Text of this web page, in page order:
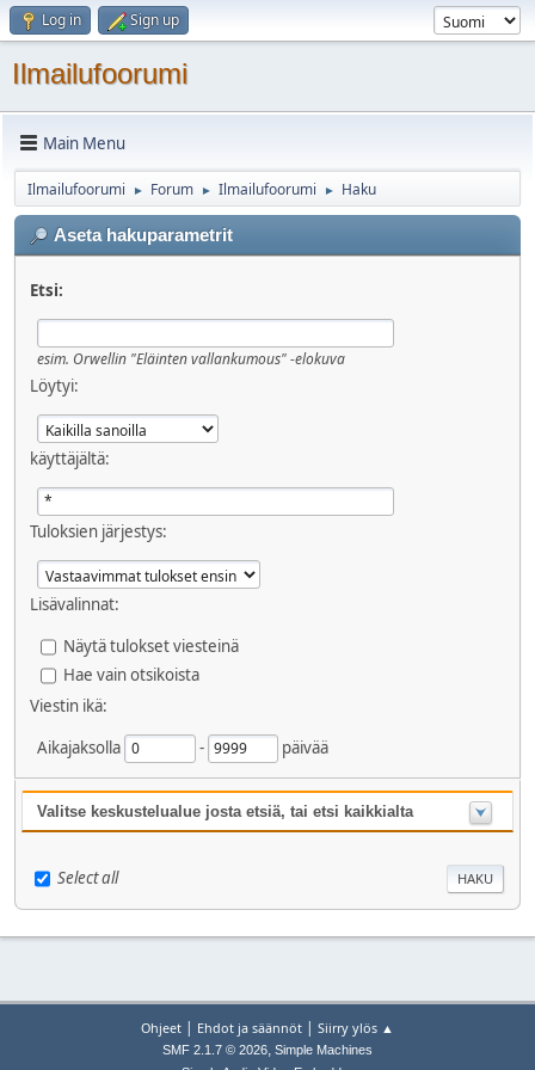
Log in Sign up
Ilmailufoorumi
Main Menu
Ilmailufoorumi ► Forum ► Ilmailufoorumi ► Haku
Aseta hakuparametrit
Etsi:
esim. Orwellin "Eläinten vallankumous" -elokuva
Löytyi:
käyttäjältä:
Tuloksien järjestys:
Lisävalinnat:
Näytä tulokset viesteinä
Hae vain otsikoista
Viestin ikä:
Aikajaksolla
- päivää
Valitse keskustelualue josta etsiä, tai etsi kaikkialta
Select all
Ohjeet | Ehdot ja säännöt | Siirry ylös ▲
SMF 2.1.7 © 2026, Simple Machines